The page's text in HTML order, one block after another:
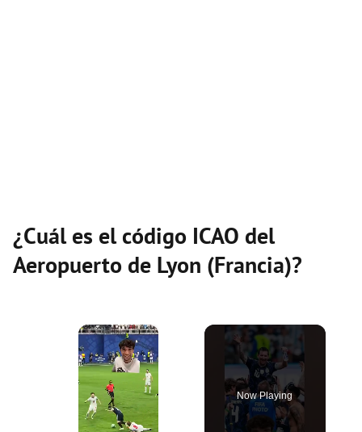
¿Cuál es el código ICAO del
Aeropuerto de Lyon (Francia)?
×
Now Playing